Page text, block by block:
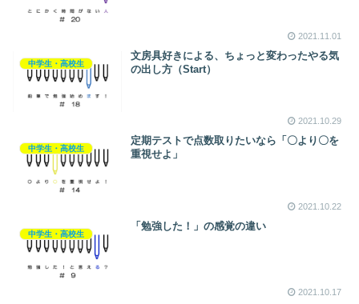
2021.11.01
中学生・高校生
文房具好きによる、ちょっと変わったやる気
の出し方（Start）
2021.10.29
中学生・高校生
定期テストで点数取りたいなら「〇より〇を
重視せよ」
2021.10.22
中学生・高校生
「勉強した！」の感覚の違い
2021.10.17